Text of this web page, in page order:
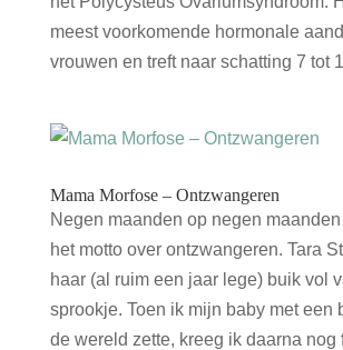
meest voorkomende hormonale
vrouwen en treft naar schatting 7 tot
Mama Morfose – Ontzwangeren
Negen maanden op negen
het motto over ontzwangeren. Tara
haar (al ruim een jaar lege) buik vol
sprookje. Toen ik mijn baby met een
de wereld zette, kreeg ik daarna nog